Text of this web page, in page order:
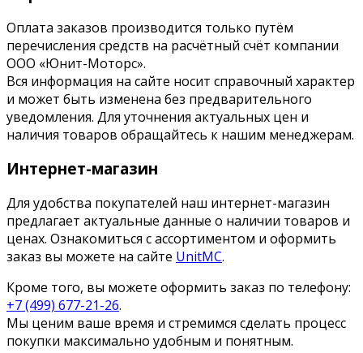
Оплата заказов производится только путём
перечисления средств на расчётный счёт компании
ООО «Юнит-Моторс».
Вся информация на сайте носит справочный характер
и может быть изменена без предварительного
уведомления. Для уточнения актуальных цен и
наличия товаров обращайтесь к нашим менеджерам.
Интернет-магазин
Для удобства покупателей наш интернет-магазин
предлагает актуальные данные о наличии товаров и
ценах. Ознакомиться с ассортиментом и оформить
заказ вы можете на сайте UnitMC.
Кроме того, вы можете оформить заказ по телефону:
+7 (499) 677-21-26.
Мы ценим ваше время и стремимся сделать процесс
покупки максимально удобным и понятным.